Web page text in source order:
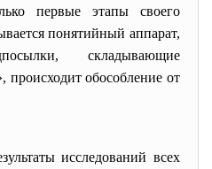
первые этапы своего
понятийный аппарат,
складывающие
происходит обособление от
исследований всех